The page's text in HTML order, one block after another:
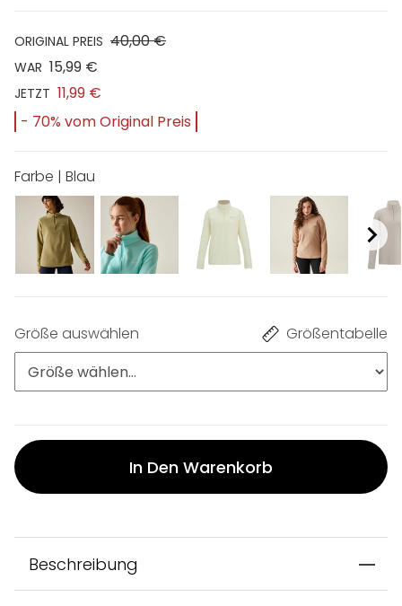
ORIGINAL PREIS 40,00 €
WAR 15,99 €
JETZT 11,99 €
- 70% vom Original Preis
Farbe | Blau
Größe auswählen Größentabelle
In Den Warenkorb
Beschreibung